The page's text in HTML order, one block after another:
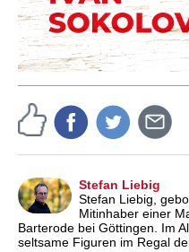
Stefan Liebig
Stefan Liebig,
Mitinhaber einer
Barterode bei Göttingen. Im
seltsame Figuren im Regal